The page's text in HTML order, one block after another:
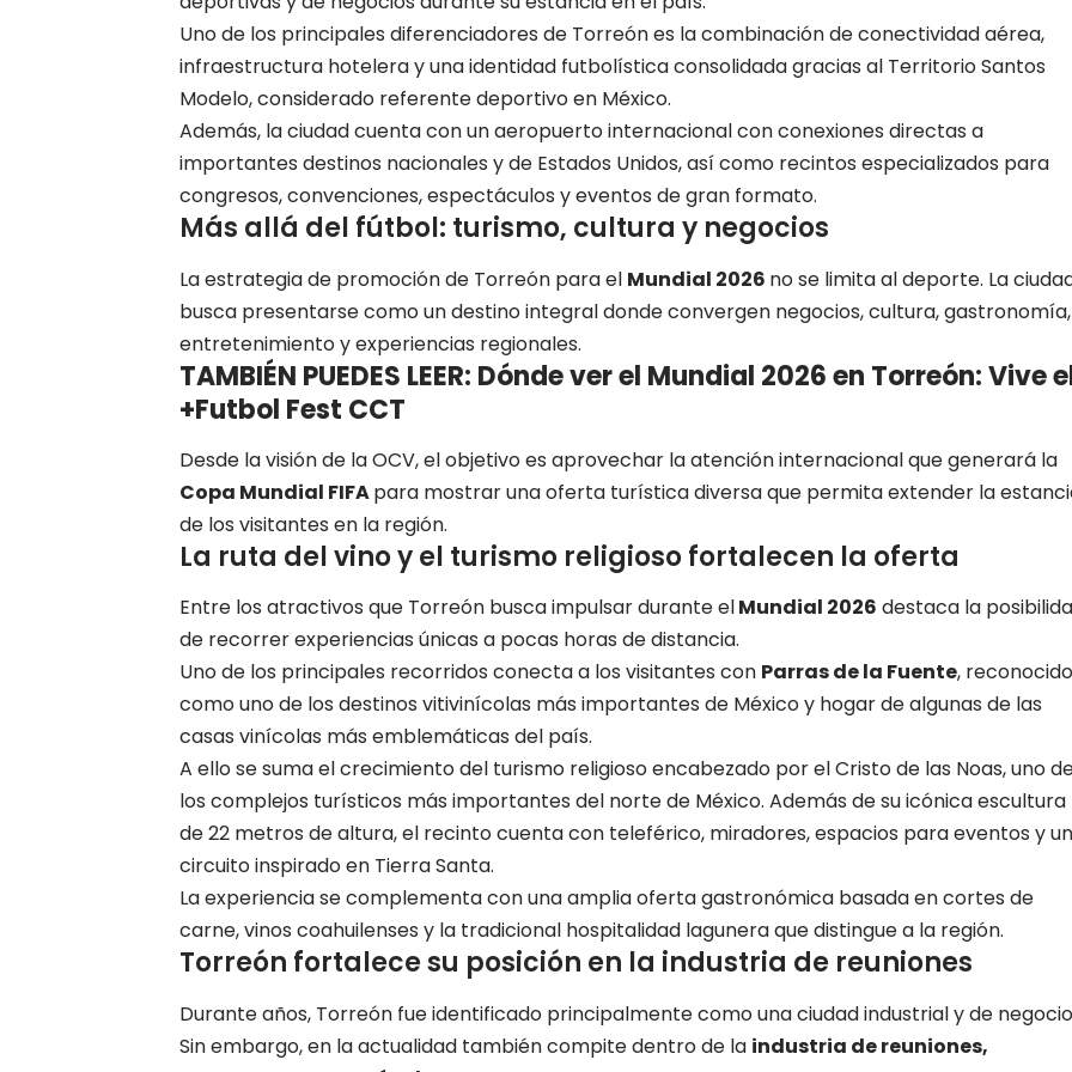
Uno de los principales diferenciadores de Torreón es la combinación de conectividad aérea,
infraestructura hotelera y una identidad futbolística consolidada gracias al Territorio Santos
Modelo, considerado referente deportivo en México.
Además, la ciudad cuenta con un aeropuerto internacional con conexiones directas a
importantes destinos nacionales y de Estados Unidos, así como recintos especializados para
congresos, convenciones, espectáculos y eventos de gran formato.
Más allá del fútbol: turismo, cultura y negocios
La estrategia de promoción de Torreón para el Mundial 2026 no se limita al deporte. La
busca presentarse como un destino integral donde convergen negocios, cultura, gastronomía,
entretenimiento y experiencias regionales.
TAMBIÉN PUEDES LEER: Dónde ver el Mundial 2026 en Torreón: Vive
+Futbol Fest CCT
Desde la visión de la OCV, el objetivo es aprovechar la atención internacional que generará la
Copa Mundial FIFApara mostrar una oferta turística diversa que permita extender la
de los visitantes en la región.
La ruta del vino y el turismo religioso fortalecen la oferta
Entre los atractivos que Torreón busca impulsar durante elMundial 2026 destaca la
de recorrer experiencias únicas a pocas horas de distancia.
Uno de los principales recorridos conecta a los visitantes con Parras de la Fuente, reconocido
como uno de los destinos vitivinícolas más importantes de México y hogar de algunas de las
casas vinícolas más emblemáticas del país.
A ello se suma el crecimiento del turismo religioso encabezado por el Cristo de las Noas, uno
los complejos turísticos más importantes del norte de México. Además de su icónica escultura
de 22 metros de altura, el recinto cuenta con teleférico, miradores, espacios para eventos y un
circuito inspirado en Tierra Santa.
La experiencia se complementa con una amplia oferta gastronómica basada en cortes de
carne, vinos coahuilenses y la tradicional hospitalidad lagunera que distingue a la región.
Torreón fortalece su posición en la industria de reuniones
Durante años, Torreón fue identificado principalmente como una ciudad industrial y de
Sin embargo, en la actualidad también compite dentro de la industria de reuniones,